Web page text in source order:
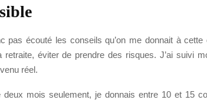
pas écouté les conseils qu’on me donnait à
retraite, éviter de prendre des risques. J’ai suivi
réel.
deux mois seulement, je donnais entre 10 et 15